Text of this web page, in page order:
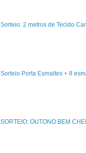
Sorteio: 2 metros de Tecido
Sorteio Porta Esmaltes + 8
SORTEIO: OUTONO BEM